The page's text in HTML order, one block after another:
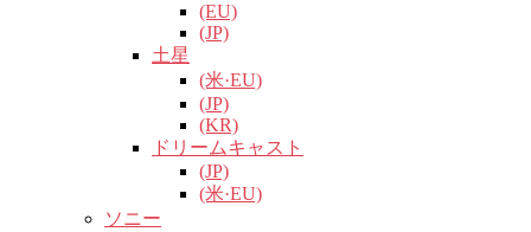
(EU)
(JP)
土星
(米·EU)
(JP)
(KR)
ドリームキャスト
(JP)
(米·EU)
ソニー